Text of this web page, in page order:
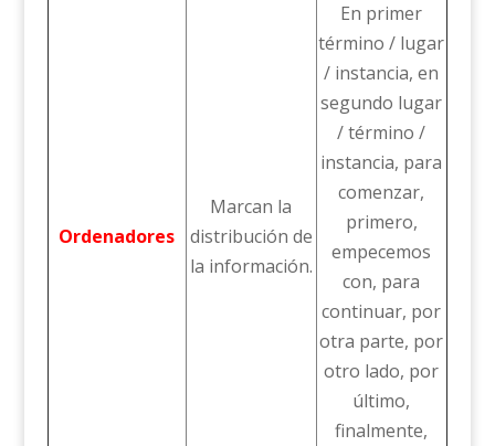
Ordenadores
Marcan la
distribución de
la información.
En primer
término / lugar
/ instancia, en
segundo lugar
/ término /
instancia, para
comenzar,
primero,
empecemos
con, para
continuar, por
otra parte, por
otro lado, por
último,
finalmente,